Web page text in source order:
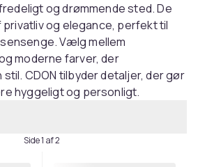
og drømmende sted. De
og elegance, perfekt til
Vælg mellem
moderne farver, der
CDON tilbyder detaljer, der gør
hyggeligt og personligt.
Side 1 af 2